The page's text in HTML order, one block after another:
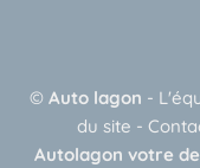
© Auto lagon -
du site -
Autolagon votre